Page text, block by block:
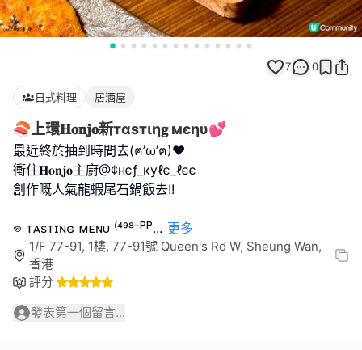
7 0
日式料理 居酒屋
🍣上環𝐇𝐨𝐧𝐣𝐨新тαѕтιη𝐠 мєηυ💕
最近終於抽到時間去(ฅ’ω’ฅ)♥
衝住𝐇𝐨𝐧𝐣𝐨主廚@¢нєƒ_куℓє_ℓєє
創作嘅人氣龍蝦尾石鍋飯去!!
𖦹 ᴛᴀsᴛɪɴɢ ᴍᴇɴᴜ ⁽⁴⁹⁸⁺ᴾᴾ... 更多
1/F 77-91, 1樓, 77-91號 Queen's Rd W, Sheung Wan,
香港
評分
發表第一個留言...